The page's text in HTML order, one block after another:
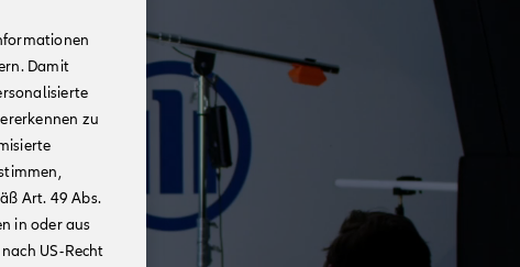
Damit
zu
Art. 49 Abs.
in oder aus
US-Recht